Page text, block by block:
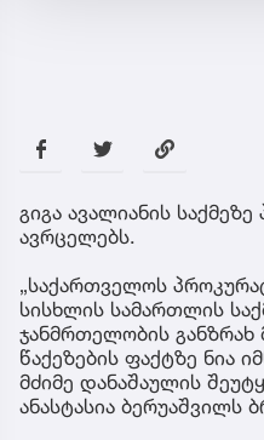
გიგა ავალიანის
ავრცელებს.
„საქართველოს
სისხლის სამართლის
ჯანმრთელობის განზრახ
წაქეზების ფაქტზე ნია
მძიმე დანაშაულის
ანასტასია ბერუაშვილს